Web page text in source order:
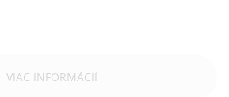
VIAC INFORMÁCIÍ